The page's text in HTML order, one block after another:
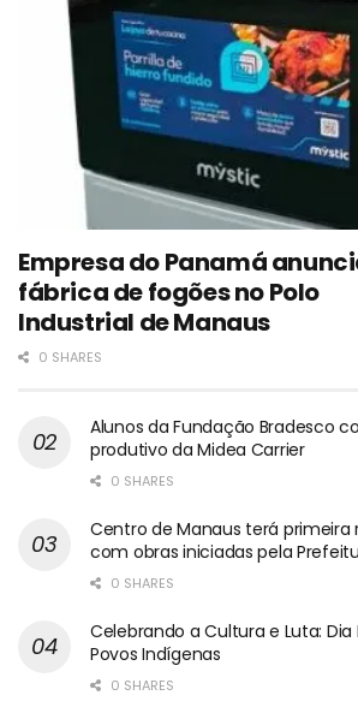
Empresa do Panamá
fábrica de fogões no Polo
Industrial de Manaus
0 SHARES
Alunos da Fundação Bradesco
produtivo da Midea Carrier
0 SHARES
Centro de Manaus terá
com obras iniciadas pela
0 SHARES
Celebrando a Cultura e Luta:
Povos Indígenas
0 SHARES